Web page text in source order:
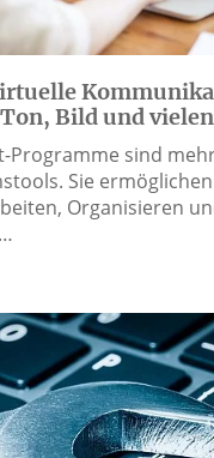
Bild und
Programme sind
Sie
Organisieren